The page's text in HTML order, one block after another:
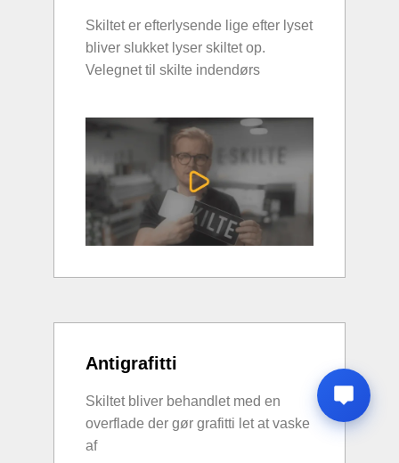
Skiltet er efterlysende lige efter lyset
bliver slukket lyser skiltet op.
Velegnet til skilte indendørs
Antigrafitti
Skiltet bliver behandlet med en
overflade der gør grafitti let at vaske
af